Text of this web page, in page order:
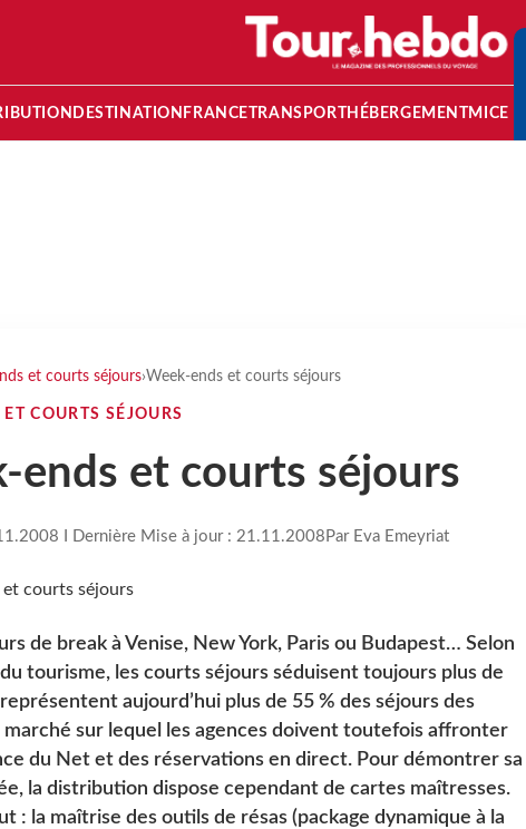
DESTINATION FRANCETRANSPORT HÉBERGEMENTMICE
et courts séjours›Week-ends et courts séjours
COURTS SÉJOURS
ends et courts séjours
I Dernière Mise à jour : 21.11.2008 Par Eva Emeyriat
de break à Venise, New York, Paris ou Budapest… Selon
tourisme, les courts séjours séduisent toujours plus de
aujourd’hui plus de 55 % des séjours des
marché sur lequel les agences doivent toutefois affronter
du Net et des réservations en direct. Pour démontrer sa
la distribution dispose cependant de cartes maîtresses.
: la maîtrise des outils de résas (package dynamique à la